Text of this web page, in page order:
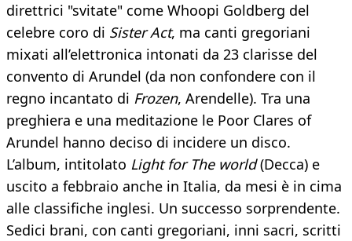
direttrici "svitate" come Whoopi Goldberg del
celebre coro di Sister Act, ma canti gregoriani
mixati all’elettronica intonati da 23 clarisse del
convento di Arundel (da non confondere con il
regno incantato di Frozen, Arendelle). Tra una
preghiera e una meditazione le Poor Clares of
Arundel hanno deciso di incidere un disco.
L’album, intitolato Light for The world(Decca) e
uscito a febbraio anche in Italia, da mesi è in cima
alle classifiche inglesi. Un successo sorprendente.
Sedici brani, con canti gregoriani, inni sacri, scritti